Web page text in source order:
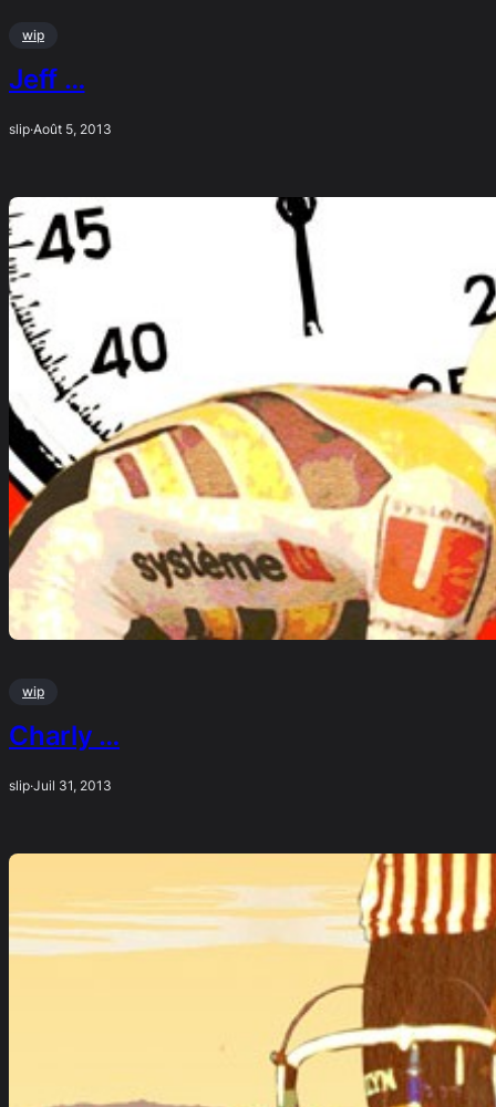
wip
Jeff …
slip·Août 5, 2013
wip
Charly …
slip·Juil 31, 2013